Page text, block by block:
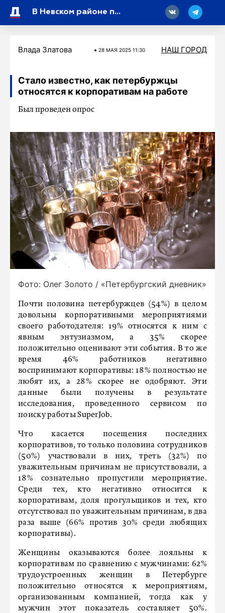
В Невском районе по нацпроекту «Инфраструктура для жизни» стартует обновление улицы Бабушкина
Влада Златова 28 МАЯ 2025 11:30 НАШ ГОРОД
Стало известно, как петербуржцы
относятся к корпоративам на работе
Был проведен опрос
Фото: Олег Золото / «Петербургский дневник»
Почти половина петербуржцев (54%) в целом
довольны корпоративными мероприятиями
своего работодателя: 19% относятся к ним с
явным энтузиазмом, а 35% скорее
положительно оценивают эти события. В то же
время 46% работников негативно
воспринимают корпоративы: 18% полностью не
любят их, а 28% скорее не одобряют. Эти
данные были получены в результате
исследования, проведенного сервисом по
поиску работы SuperJob.
Что касается посещения последних
корпоративов, то только половина сотрудников
(50%) участвовали в них, треть (32%) по
уважительным причинам не присутствовали, а
18% сознательно пропустили мероприятие.
Среди тех, кто негативно относится к
корпоративам, доля прогульщиков и тех, кто
отсутствовал по уважительным причинам, в два
раза выше (66% против 30% среди любящих
корпоративы).
Женщины оказываются более лояльны к
корпоративам по сравнению с мужчинами: 62%
трудоустроенных женщин в Петербурге
положительно относятся к мероприятиям,
организованным компанией, тогда как у
мужчин этот показатель составляет 50%.